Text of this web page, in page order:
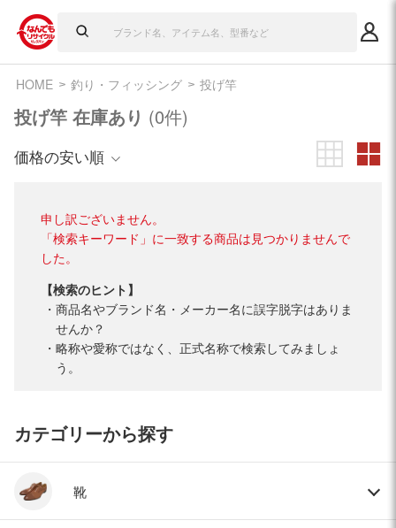
HOME 釣り・フィッシング 投げ竿
投げ竿 在庫あり (0件)
価格の安い順
申し訳ございません。
「検索キーワード」に一致する商品は見つかりませんで
した。
【検索のヒント】
商品名やブランド名・メーカー名に誤字脱字はありま
せんか？
略称や愛称ではなく、正式名称で検索してみましょ
う。
カテゴリーから探す
靴